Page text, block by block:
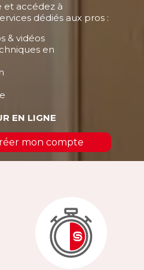
et accédez à
dédiés aux pros :
& vidéos
en
EN LIGNE
mon compte